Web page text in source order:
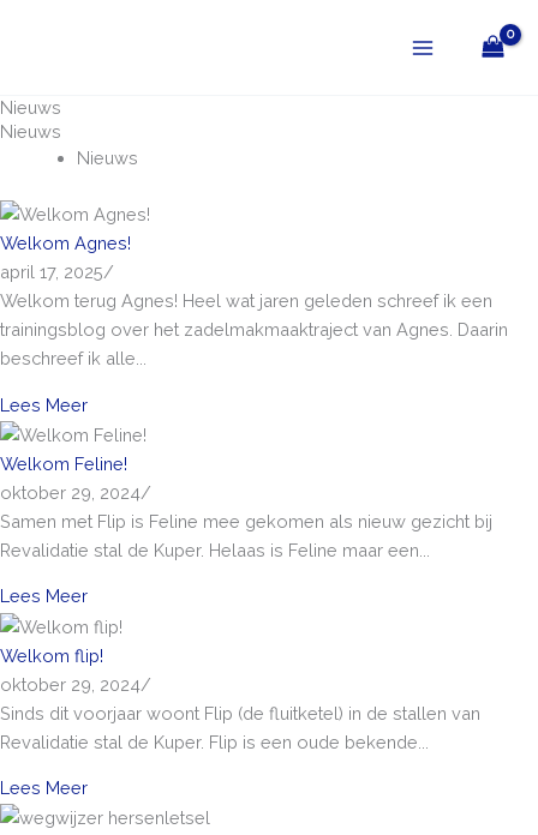
inhoud
Nieuws
Nieuws
Nieuws
Welkom Agnes!
april 17, 2025/
Welkom terug Agnes! Heel wat jaren geleden schreef ik een
trainingsblog over het zadelmakmaaktraject van Agnes. Daarin
beschreef ik alle...
Lees Meer
Welkom Feline!
oktober 29, 2024/
Samen met Flip is Feline mee gekomen als nieuw gezicht bij
Revalidatie stal de Kuper. Helaas is Feline maar een...
Lees Meer
Welkom flip!
oktober 29, 2024/
Sinds dit voorjaar woont Flip (de fluitketel) in de stallen van
Revalidatie stal de Kuper. Flip is een oude bekende...
Lees Meer